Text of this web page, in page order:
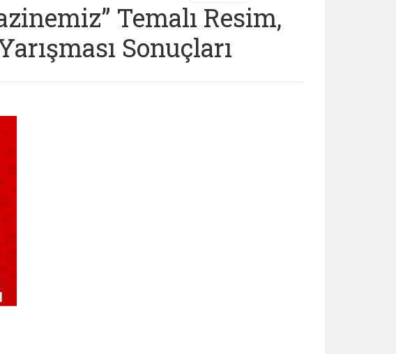
Temalı Resim,
Sonuçları